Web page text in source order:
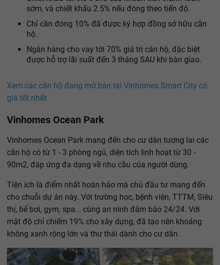
sớm, và chiết khấu 2.5% nếu đóng theo tiến độ.
Chỉ cần đóng 10% đã được ký hợp đồng sở hữu căn
hộ.
Ngân hàng cho vay tới 70% giá trị căn hộ, đặc biệt
được hỗ trợ lãi suất đến 3 tháng SAU khi bàn giao.
Xem các căn hộ đang mở bán tại Vinhomes Smart City có
giá tốt nhất
Vinhomes Ocean Park
Vinhomes Ocean Park mang đến cho cư dân tương lai các
căn hộ có từ 1 - 3 phòng ngủ, diện tích linh hoạt từ 30 -
90m2, đáp ứng đa dạng về nhu cầu của người dùng.
Tiện ích là điểm nhất hoàn hảo mà chủ đầu tư mang đến
cho chuỗi dự án này. Với trường học, bệnh viện, TTTM, Siêu
thị, bể bơi, gym, spa... cùng an ninh đảm bảo 24/24. Với
mật độ chỉ chiếm 19% cho xây dựng, đã tạo nên khoảng
không xanh rộng lớn và thư thái dành cho cư dân.